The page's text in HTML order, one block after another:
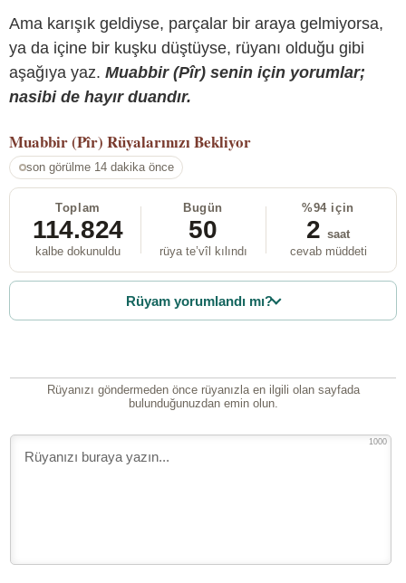
Ama karışık geldiyse, parçalar bir araya gelmiyorsa,
ya da içine bir kuşku düştüyse, rüyanı olduğu gibi
aşağıya yaz. Muabbir (Pîr) senin için yorumlar;
nasibi de hayır duandır.
Muabbir (Pîr) Rüyalarınızı Bekliyor
son görülme 14 dakika önce
Toplam
114.824
kalbe dokunuldu
Bugün
50
rüya te’vîl kılındı
%94 için
2 saat
cevab müddeti
Rüyam yorumlandı mı?
Rüyanızı göndermeden önce rüyanızla en ilgili olan sayfada
bulunduğunuzdan emin olun.
1000